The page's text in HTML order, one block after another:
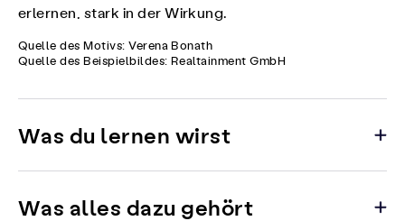
erlernen, stark in der Wirkung.
Quelle des Motivs: Verena Bonath
Quelle des Beispielbildes: Realtainment GmbH
Was du lernen wirst
Was alles dazu gehört